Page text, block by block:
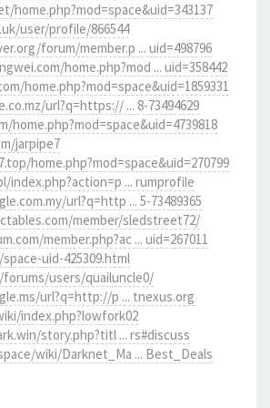
home.php?mod=space&uid=343137
user/profile/866544
forum/member.p ... uid=498796
home.php?mod ... uid=358442
home.php?mod=space&uid=1859331
url?q=https:// ... 8-73494629
home.php?mod=space&uid=4739818
jarpipe7
home.php?mod=space&uid=270799
index.php?action=p ... rumprofile
url?q=http ... 5-73489365
member/sledstreet72/
member.php?ac ... uid=267011
uid-425309.html
users/quailuncle0/
url?q=http://p ... tnexus.org
index.php?lowfork02
story.php?titl ... rs#discuss
wiki/Darknet_Ma ... Best_Deals